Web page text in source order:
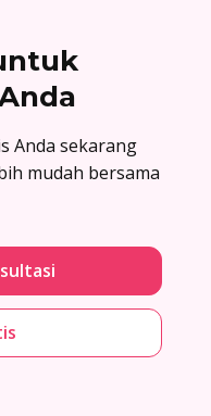
Anda sekarang
mudah bersama